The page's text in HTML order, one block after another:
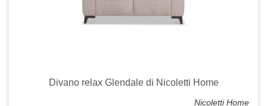
Divano relax Glendale di Nicoletti Home
Nicoletti Home